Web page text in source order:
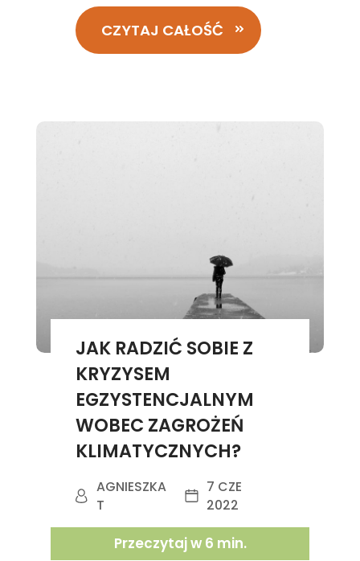
CZYTAJ CAŁOŚĆ
JAK RADZIĆ SOBIE Z
KRYZYSEM
EGZYSTENCJALNYM
WOBEC ZAGROŻEŃ
KLIMATYCZNYCH?
AGNIESZKA
T
7 CZE
2022
Przeczytaj w 6 min.